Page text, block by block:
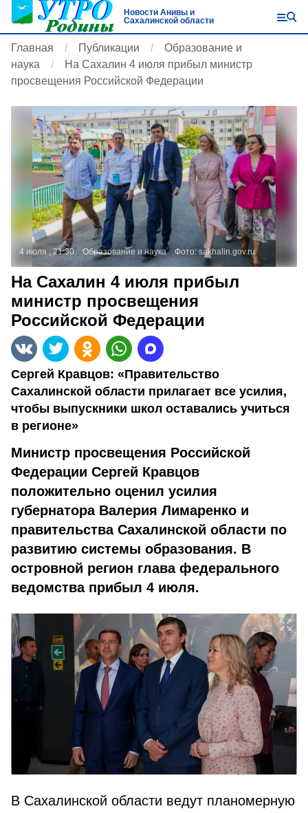
Новости Анивы и
Сахалинской области
Главная Публикации
Образование и
наука
На Сахалин 4 июля прибыл министр
просвещения Российской Федерации
4 июля , 21:30 Образование и наука Фото:sakhalin.gov.ru
На Сахалин 4 июля прибыл
министр просвещения
Российской Федерации
Сергей Кравцов: «Правительство
Сахалинской области прилагает все усилия,
чтобы выпускники школ оставались учиться
в регионе»
Министр просвещения Российской
Федерации Сергей Кравцов
положительно оценил усилия
губернатора Валерия Лимаренко и
правительства Сахалинской области по
развитию системы образования. В
островной регион глава федерального
ведомства прибыл 4 июля.
В Сахалинской области ведут планомерную